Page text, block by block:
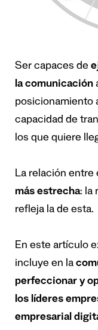
Ser capaces de
la comunicación
posicionamiento
capacidad de
los que quiere
La relación entre
más estrecha: la
refleja la de esta.
En este artículo
incluye en la
perfeccionar y
los líderes
empresarial